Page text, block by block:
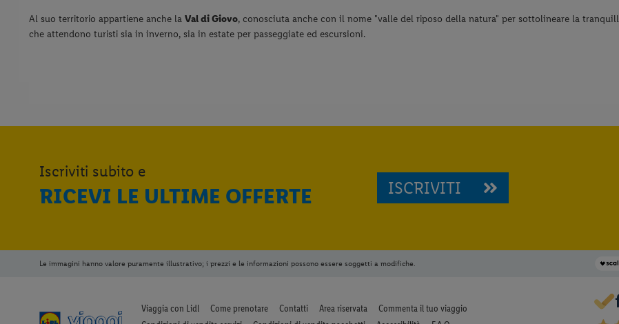
Al suo territorio appartiene anche la Val di Giovo, conosciuta anche con il nome "valle del riposo della natura" per sottolineare la
che attendono turisti sia in inverno, sia in estate per passeggiate ed escursioni.
Iscriviti subito e
RICEVI LE ULTIME OFFERTE ISCRIVITI
Le immagini hanno valore puramente illustrativo; i prezzi e le informazioni possono essere soggetti a modifiche.
Viaggia con Lidl Come prenotare Contatti Area riservata
Commenta il tuo viaggio